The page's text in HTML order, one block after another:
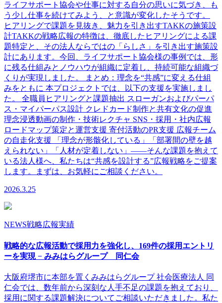
ライフサポート協会や仕事に対する⾃分の思いに気づき、も
う少し仕事を続けてみよう、と意識が変化したそうです。
ヒアリングで課題を見抜き、魅力を引き出すTAKKの施策設
計TAKKの戦略広報の特徴は、徹底したヒアリングによる課
題特定と、その法⼈ならではの「らしさ」を引き出す施策設
計にあります。今回、ライフサポート協会様の事例では、形
に残る仕組みとノウハウが組織に定着し、持続可能な組織づ
くりが実現しました。 まとめ：理念を“共感”に変える仕組
みをともに 本プロジェクトでは、以下の⽀援を実施しまし
た。 全職員ヒアリングと課題抽出 スローガンおよびパーパ
ス・マイパーパス設計 クレドカード制作と共有⽂化の促進
理念浸透動画の制作・技術レクチャ SNS・採⽤・社内広報
ロードマップ策定と運営⽀援 寄付活動のPR支援 広報チーム
の⾃⾛化⽀援 「理念が形骸化している」「部署間の壁を越
えられない」「⼈材が定着しない」――そんな課題を抱えて
いる法⼈様へ、私たちは“共感を設計する”広報戦略をご提案
します。まずは、お気軽にご相談ください。
2026.3.25
NEWS戦略広報実績
戦略的な広報活動で採用力を強化し、169件の採用エントリ
ーを実現 − みみはらグループ 同仁会
大阪府堺市に本部を置くみみはらグループ 社会医療法人 同
仁会では、数年前から深刻な人手不足の課題を抱えており、
採用に関する課題解決についてご相談いただきました。私た